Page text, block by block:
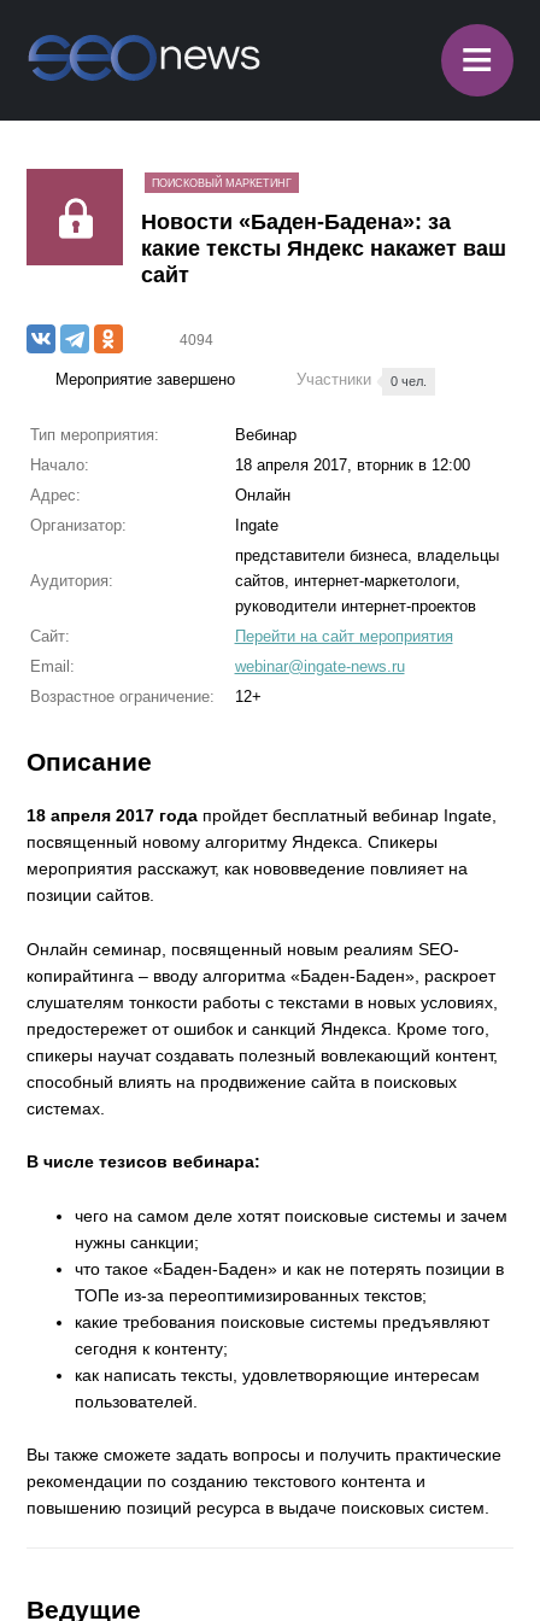
≡
ПОИСКОВЫЙ МАРКЕТИНГ
Новости «Баден-Бадена»: за
какие тексты Яндекс накажет ваш
сайт
4094
Мероприятие завершено Участники 0 чел.
Тип мероприятия:
Вебинар
Начало:
18 апреля 2017, вторник в 12:00
Адрес:
Онлайн
Организатор:
Ingate
Аудитория:
представители бизнеса, владельцы
сайтов, интернет-маркетологи,
руководители интернет-проектов
Сайт:
Перейти на сайт мероприятия
Email:
webinar@ingate-news.ru
Возрастное ограничение:
12+
Описание
18 апреля 2017 года пройдет бесплатный вебинар Ingate,
посвященный новому алгоритму Яндекса. Спикеры
мероприятия расскажут, как нововведение повлияет на
позиции сайтов.
Онлайн семинар, посвященный новым реалиям SEO-
копирайтинга – вводу алгоритма «Баден-Баден», раскроет
слушателям тонкости работы с текстами в новых условиях,
предостережет от ошибок и санкций Яндекса. Кроме того,
спикеры научат создавать полезный вовлекающий контент,
способный влиять на продвижение сайта в поисковых
системах.
В числе тезисов вебинара:
чего на самом деле хотят поисковые системы и зачем
нужны санкции;
что такое «Баден-Баден» и как не потерять позиции в
ТОПе из-за переоптимизированных текстов;
какие требования поисковые системы предъявляют
сегодня к контенту;
как написать тексты, удовлетворяющие интересам
пользователей.
Вы также сможете задать вопросы и получить практические
рекомендации по созданию текстового контента и
повышению позиций ресурса в выдаче поисковых систем.
Ведущие